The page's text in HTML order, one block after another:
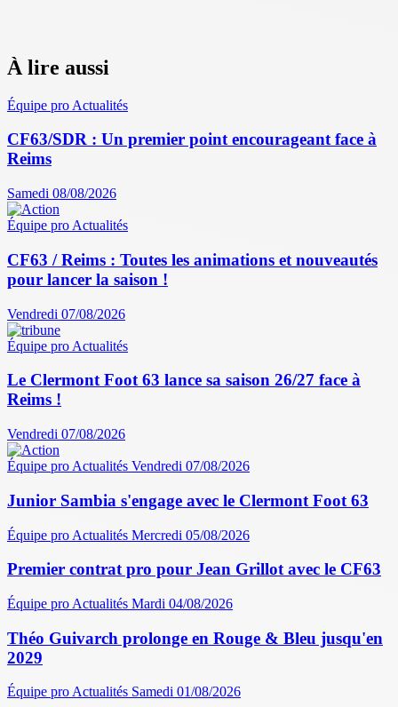
À lire aussi
Équipe pro Actualités
CF63/SDR : Un premier point encourageant face à
Reims
Samedi 08/08/2026
Équipe pro Actualités
CF63 / Reims : Toutes les animations et nouveautés
pour lancer la saison !
Vendredi 07/08/2026
Équipe pro Actualités
Le Clermont Foot 63 lance sa saison 26/27 face à
Reims !
Vendredi 07/08/2026
Équipe pro Actualités Vendredi 07/08/2026
Junior Sambia s'engage avec le Clermont Foot 63
Équipe pro Actualités Mercredi 05/08/2026
Premier contrat pro pour Jean Grillot avec le CF63
Équipe pro Actualités Mardi 04/08/2026
Théo Guivarch prolonge en Rouge & Bleu jusqu'en
2029
Équipe pro Actualités Samedi 01/08/2026